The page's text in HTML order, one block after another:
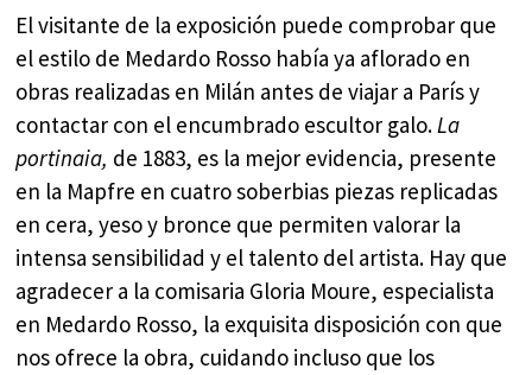
El visitante de la exposición puede comprobar que
el estilo de Medardo Rosso había ya aflorado en
obras realizadas en Milán antes de viajar a París y
contactar con el encumbrado escultor galo.La
portinaia, de 1883, es la mejor evidencia, presente
en la Mapfre en cuatro soberbias piezas replicadas
en cera, yeso y bronce que permiten valorar la
intensa sensibilidad y el talento del artista. Hay que
agradecer a la comisaria Gloria Moure, especialista
en Medardo Rosso, la exquisita disposición con que
nos ofrece la obra, cuidando incluso que los